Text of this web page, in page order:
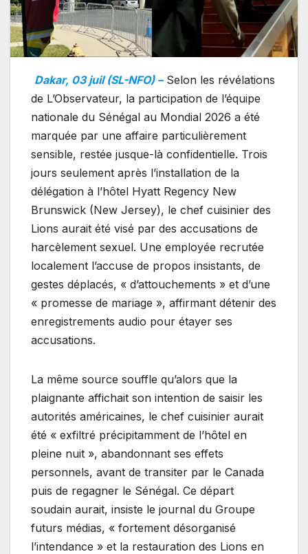
Dakar, 03 juil (SL-NFO) – Selon les révélations
de L’Observateur, la participation de l’équipe
nationale du Sénégal au Mondial 2026 a été
marquée par une affaire particulièrement
sensible, restée jusque-là confidentielle. Trois
jours seulement après l’installation de la
délégation à l’hôtel Hyatt Regency New
Brunswick (New Jersey), le chef cuisinier des
Lions aurait été visé par des accusations de
harcèlement sexuel. Une employée recrutée
localement l’accuse de propos insistants, de
gestes déplacés, « d’attouchements » et d’une
« promesse de mariage », affirmant détenir des
enregistrements audio pour étayer ses
accusations.
La même source souffle qu’alors que la
plaignante affichait son intention de saisir les
autorités américaines, le chef cuisinier aurait
été « exfiltré précipitamment de l’hôtel en
pleine nuit », abandonnant ses effets
personnels, avant de transiter par le Canada
puis de regagner le Sénégal. Ce départ
soudain aurait, insiste le journal du Groupe
futurs médias, « fortement désorganisé
l’intendance » et la restauration des Lions en